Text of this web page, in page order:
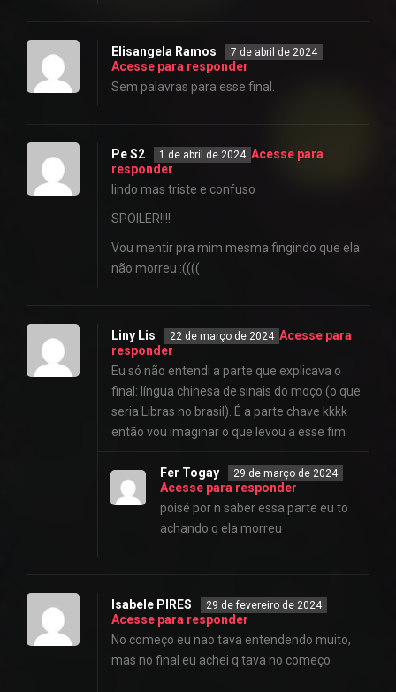
Elisangela Ramos 7 de abril de 2024
Acesse para responder
Sem palavras para esse final.
Pe S2 1 de abril de 2024 Acesse para
responder
lindo mas triste e confuso
SPOILER!!!!
Vou mentir pra mim mesma fingindo que ela
não morreu :((((
Liny Lis 22 de março de 2024 Acesse para
responder
Eu só não entendi a parte que explicava o
final: língua chinesa de sinais do moço (o que
seria Libras no brasil). É a parte chave kkkk
então vou imaginar o que levou a esse fim
Fer Togay 29 de março de 2024
Acesse para responder
poisé por n saber essa parte eu to
achando q ela morreu
Isabele PIRES 29 de fevereiro de 2024
Acesse para responder
No começo eu nao tava entendendo muito,
mas no final eu achei q tava no começo